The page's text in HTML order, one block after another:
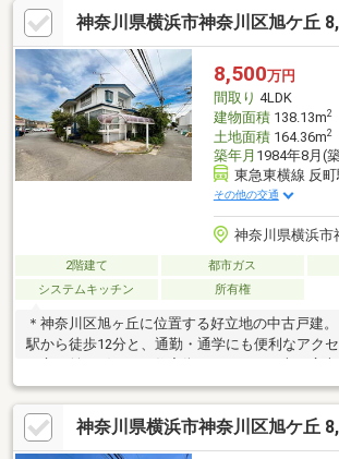
屋のクローゼット等、適材適所かつ豊富な収納■
納力のある土間収納■浴室には日々の疲れを癒す
庭用燃料電池の「エネファーム」設置■バス停「
（徒歩4分）より東白楽駅（バス乗車時間3分）も
神奈川県横浜市神奈川区旭ケ丘
8,500万円
間取り 4LDK
建物面積138.13m2
土地面積164.36m2
築年月 1984年8月(
東急東横線 反
その他の交通
神奈川県横浜市
2階建て 都市ガス
システムキッチン
所有権
＊神奈川区旭ヶ丘に位置する好立地の中古戸建
駅から徒歩12分と、通勤・通学にも便利なアク
＊延床面積138.13平米の4LDKは、1階にLDK・和
置、2階には洋室3室を設けた使い勝手抜群の間
ぞれのプライベート空間も十分確保！＊駐車ス
カーをお持ちのご家族にも安心の環境。＊横浜
神奈川県横浜市神奈川区旭ケ丘